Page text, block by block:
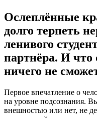
Ослеплённые
долго терпеть
ленивого
партнёра. И
ничего не
Первое впечатление о
на уровне подсознания.
внешностью или нет, не